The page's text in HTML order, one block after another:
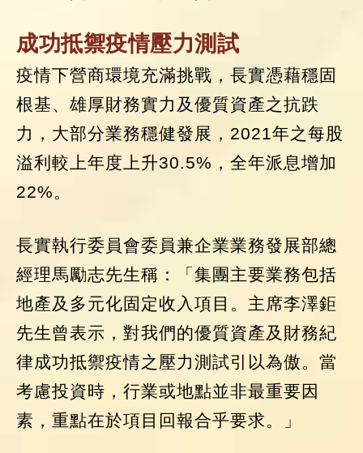
成功抵禦疫情壓力測試
疫情下營商環境充滿挑戰，長實憑藉穩固
根基、雄厚財務實力及優質資產之抗跌
力，大部分業務穩健發展，2021年之每股
溢利較上年度上升30.5%，全年派息增加
22%。
長實執行委員會委員兼企業業務發展部總
經理馬勵志先生稱：「集團主要業務包括
地產及多元化固定收入項目。主席李澤鉅
先生曾表示，對我們的優質資產及財務紀
律成功抵禦疫情之壓力測試引以為傲。當
考慮投資時，行業或地點並非最重要因
素，重點在於項目回報合乎要求。」